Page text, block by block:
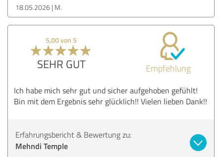
18.05.2026 M.
5,00 von 5
SEHR GUT Empfehlung
Ich habe mich sehr gut und sicher aufgehoben gefühlt!
Bin mit dem Ergebnis sehr glücklich!! Vielen lieben Dank!!
Erfahrungsbericht & Bewertung zu:
Mehndi Temple